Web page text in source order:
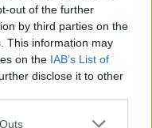
out of the further
by third parties on the
This information may
on the IAB’s List of
disclose it to other
one or more Google